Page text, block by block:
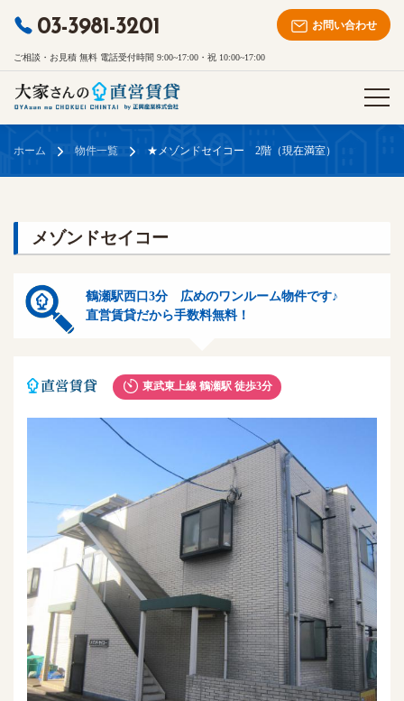
03-3981-3201
ご相談・お見積 無料 電話受付時間 9:00~17:00・祝 10:00~17:00
お問い合わせ
ホーム 物件一覧 ★メゾンドセイコー 2階（現在満室）
メゾンドセイコー
鶴瀬駅西口3分 広めのワンルーム物件です♪
直営賃貸だから手数料無料！
東武東上線 鶴瀬駅 徒歩3分